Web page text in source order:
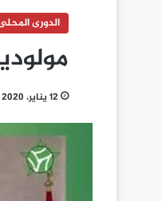
الدورى
12 يناير، 2020